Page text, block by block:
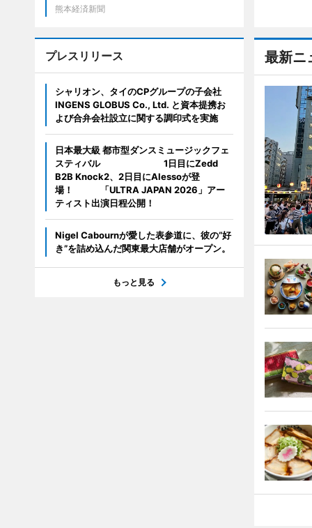
最新ニ
熊本経済新聞
プレスリリース
シャリオン、タイのCPグループの子会社
INGENS GLOBUS Co., Ltd. と資本提携お
よび合弁会社設立に関する調印式を実施
日本最大級 都市型ダンスミュージックフェ
スティバル 1日目にZedd
B2B Knock2、2日目にAlessoが登
場！ 「ULTRA JAPAN 2026」アー
ティスト出演日程公開！
Nigel Cabournが愛した表参道に、彼の“好
き”を詰め込んだ関東最大店舗がオープン。
もっと見る